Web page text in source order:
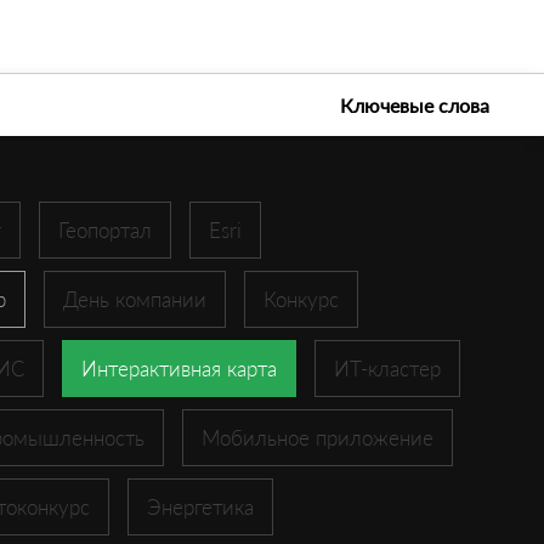
Ключевые слова
Геопортал Esri
День компании Конкурс
Интерактивная карта ИТ-кластер
Мобильное приложение
Энергетика